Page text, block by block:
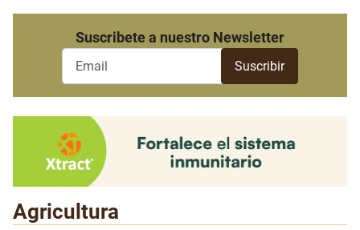
Suscribete a nuestro Newsletter
Agricultura